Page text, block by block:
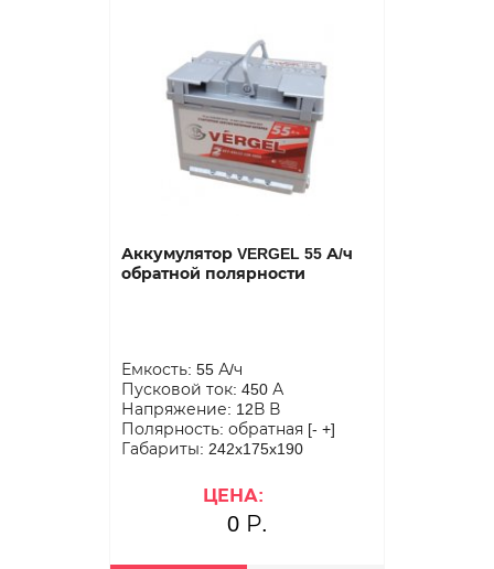
Аккумулятор VERGEL 55 А/ч
обратной полярности
Емкость: 55 А/ч
Пусковой ток: 450 А
Напряжение: 12В В
Полярность: обратная [- +]
Габариты: 242x175x190
ЦЕНА:
0 Р.